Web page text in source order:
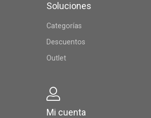
Soluciones
Categorías
Descuentos
Outlet
Mi cuenta